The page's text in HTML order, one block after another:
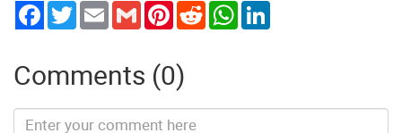
TwitterEmail Gmail PinterestReddit WhatsApp
Comments (0)